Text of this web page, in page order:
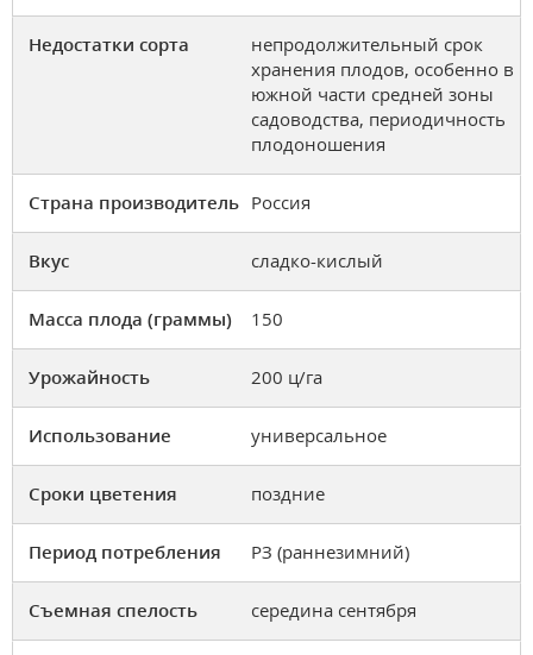
Недостатки сорта
непродолжительный срок
хранения плодов, особенно в
южной части средней зоны
садоводства, периодичность
плодоношения
Страна производитель Россия
Вкус сладко-кислый
Масса плода (граммы) 150
Урожайность 200 ц/га
Использование универсальное
Сроки цветения поздние
Период потребления РЗ (раннезимний)
Съемная спелость середина сентября